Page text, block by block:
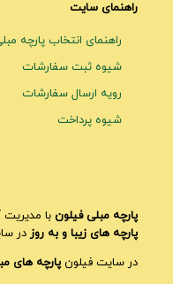
راهنمای سایت
راهنمای انتخاب پارچه
شیوه ثبت سفارشات
رویه ارسال سفارشات
شیوه پرداخت
پارچه مبلی فیلون با مدیریت
پارچه های زیبا و به روز در
در سایت فیلونپارچه های